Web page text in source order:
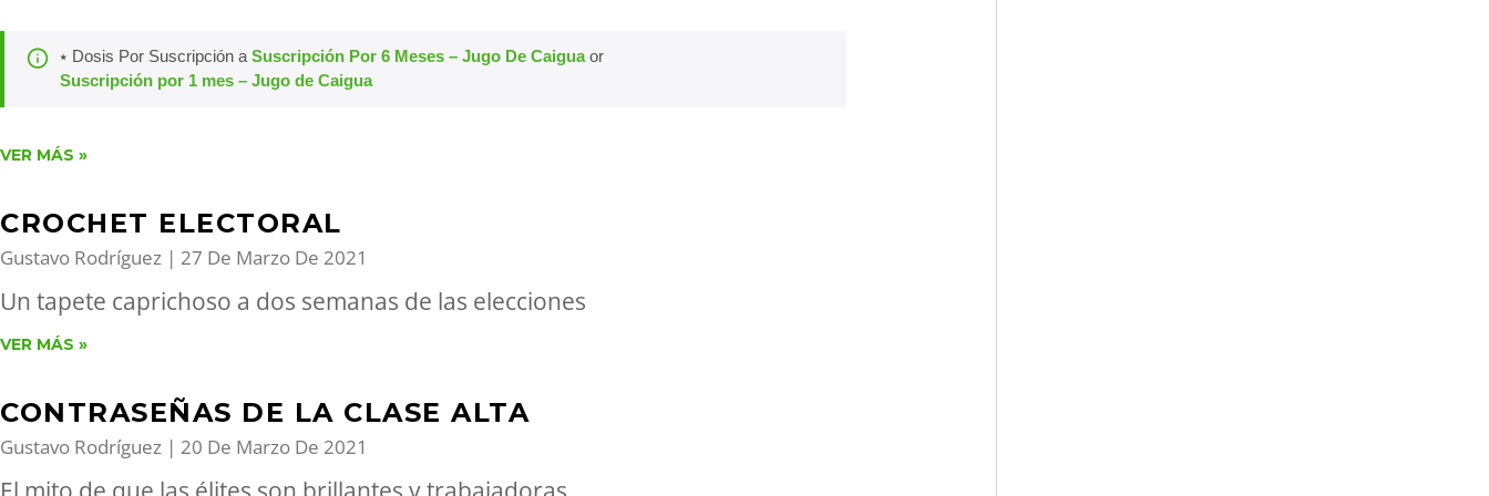
⭑ Dosis Por Suscripción a Suscripción Por 6 Meses – Jugo De Caiguaor
Suscripción por 1 mes – Jugo de Caigua
VER MÁS »
CROCHET ELECTORAL
Gustavo Rodríguez 27 De Marzo De 2021
Un tapete caprichoso a dos semanas de las elecciones
VER MÁS »
CONTRASEÑAS DE LA CLASE ALTA
Gustavo Rodríguez 20 De Marzo De 2021